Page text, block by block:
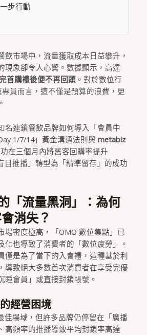
步行動
飲市場中，流量獲取成本日益攀升，
現象卻令人心驚。數據顯示，高達
首購禮後便不再回頭。對於數位行
員而言，這不僅是預算的浪費，更
名連鎖餐飲品牌如何導入「會員中
1/7/14」黃金溝通法則與 metabiz
在三個月內將舊客回購率提升
目推播」轉型為「精準留存」的成功
「流量黑洞」：為何
消失？
場密度極高，「OMO 數位集點」已
化也導致了消費者的「數位疲勞」。
僅是為了當下的入會禮，這種基於利
導致絕大多數首次消費者在享受完優
睡會員」或直接封鎖帳號。
經營困境
佳場域，但許多品牌仍停留在「廣播
高頻率的推播導致平均封鎖率高達